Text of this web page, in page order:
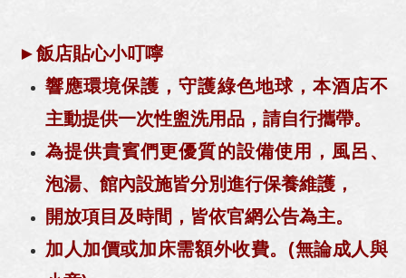
►飯店貼心小叮嚀
響應環境保護，守護綠色地球，本酒店不
主動提供一次性盥洗用品，請自行攜帶。
為提供貴賓們更優質的設備使用，風呂、
泡湯、館內設施皆分別進行保養維護，
開放項目及時間，皆依官網公告為主。
加人加價或加床需額外收費。(無論成人與